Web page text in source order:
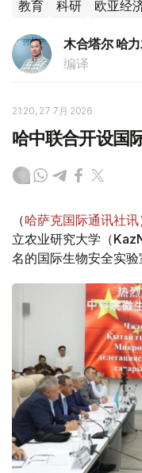
教育 科研 欧亚经
木合塔尔 哈
编译
21:20, 27 7月 2026
哈中联合开设国
（哈萨克国际通讯社讯
立农业研究大学（
名的国际生物安全实验